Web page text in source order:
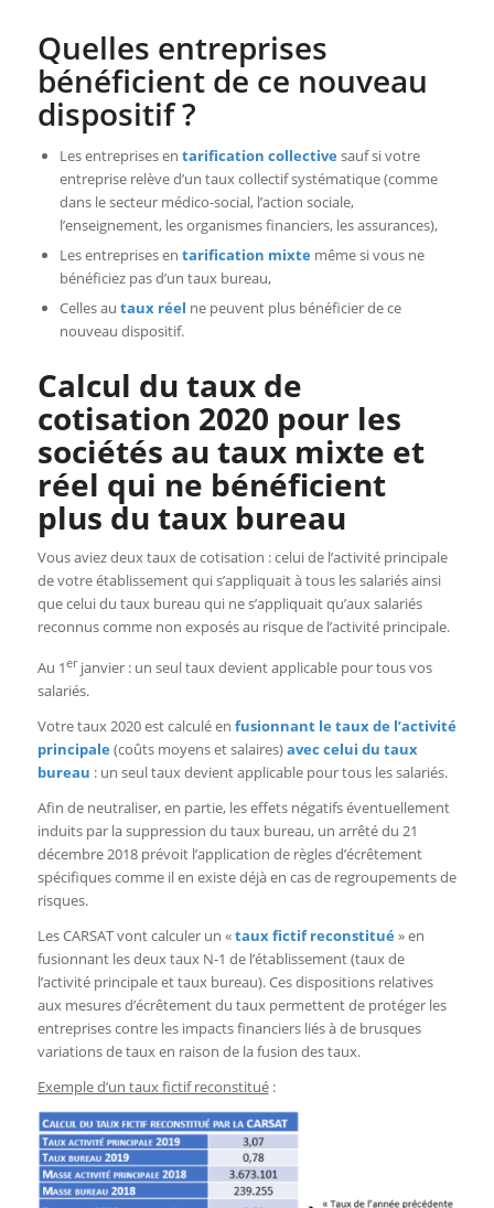
Quelles entreprises
bénéficient de ce nouveau
dispositif ?
Les entreprises en tarification collective sauf si votre
entreprise relève d’un taux collectif systématique (comme
dans le secteur médico-social, l’action sociale,
l’enseignement, les organismes financiers, les assurances),
Les entreprises en tarification mixte même si vous ne
bénéficiez pas d’un taux bureau,
Celles au taux réel ne peuvent plus bénéficier de ce
nouveau dispositif.
Calcul du taux de
cotisation 2020 pour les
sociétés au taux mixte et
réel qui ne bénéficient
plus du taux bureau
Vous aviez deux taux de cotisation : celui de l’activité principale
de votre établissement qui s’appliquait à tous les salariés ainsi
que celui du taux bureau qui ne s’appliquait qu’aux salariés
reconnus comme non exposés au risque de l’activité principale.
Au 1erjanvier : un seul taux devient applicable pour tous vos
salariés.
Votre taux 2020 est calculé en fusionnant le taux de l’activité
principale (coûts moyens et salaires)avec celui du taux
bureau : un seul taux devient applicable pour tous les salariés.
Afin de neutraliser, en partie, les effets négatifs éventuellement
induits par la suppression du taux bureau, un arrêté du 21
décembre 2018 prévoit l’application de règles d’écrêtement
spécifiques comme il en existe déjà en cas de regroupements de
risques.
Les CARSAT vont calculer un «taux fictif reconstitué » en
fusionnant les deux taux N-1 de l’établissement (taux de
l’activité principale et taux bureau). Ces dispositions relatives
aux mesures d’écrêtement du taux permettent de protéger les
entreprises contre les impacts financiers liés à de brusques
variations de taux en raison de la fusion des taux.
Exemple d’un taux fictif reconstitué: